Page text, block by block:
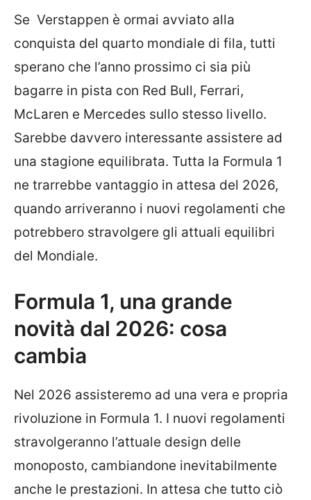
Se Verstappen è ormai avviato alla
conquista del quarto mondiale di fila, tutti
sperano che l’anno prossimo ci sia più
bagarre in pista con Red Bull, Ferrari,
McLaren e Mercedes sullo stesso livello.
Sarebbe davvero interessante assistere ad
una stagione equilibrata. Tutta la Formula 1
ne trarrebbe vantaggio in attesa del 2026,
quando arriveranno i nuovi regolamenti che
potrebbero stravolgere gli attuali equilibri
del Mondiale.
Formula 1, una grande
novità dal 2026: cosa
cambia
Nel 2026 assisteremo ad una vera e propria
rivoluzione in Formula 1. I nuovi regolamenti
stravolgeranno l’attuale design delle
monoposto, cambiandone inevitabilmente
anche le prestazioni. In attesa che tutto ciò